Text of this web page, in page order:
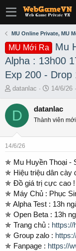
MU Online Private, MU
MU Mới Ra
Mu
Alpha : 13h00
Exp 200 - Drop
T
r
s
a
e
datanlac
S
a
e
14/6/26
D datanlac
Thành viên mới
14/6/26
✯ Mu Huyền Thoại -
✯ Hiệu triệu dân cày
✯ Đồ giá trị cực cao !
✯ Máy Chủ : Phục
✯ Alpha Test : 13h
✯ Open Beta : 13h
✯ Trang chủ : https://
✯ Group zalo :
✯ Fanpage : https://